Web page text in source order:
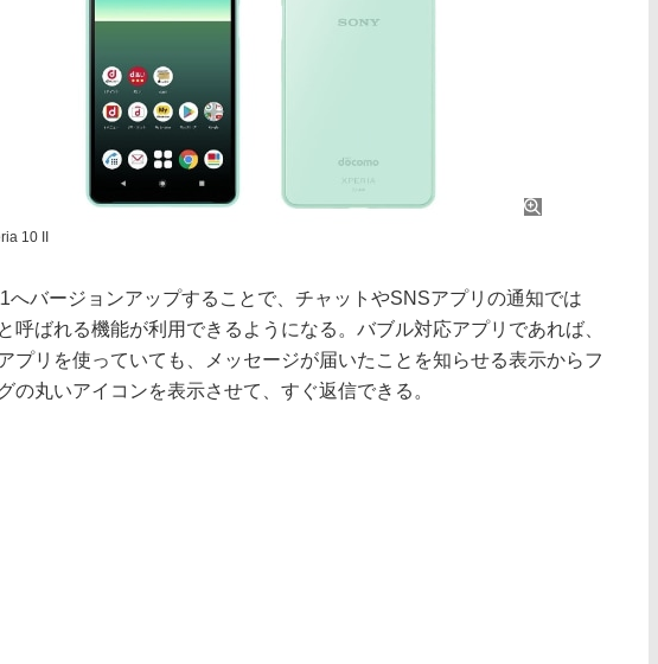
10 II
バージョンアップすることで、チャットやSNSアプリの通知では
呼ばれる機能が利用できるようになる。バブル対応アプリであれば、
プリを使っていても、メッセージが届いたことを知らせる表示からフ
の丸いアイコンを表示させて、すぐ返信できる。